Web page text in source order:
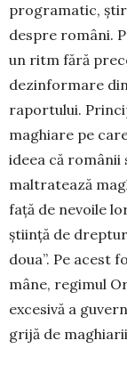
programatic,
des­pre români.
un ritm fără
dezinformare
raportului.
maghiare pe
ideea că
maltratează
față de nevoile
știință de
doua”. Pe
mâ­ne, regimul
excesivă a
grijă de